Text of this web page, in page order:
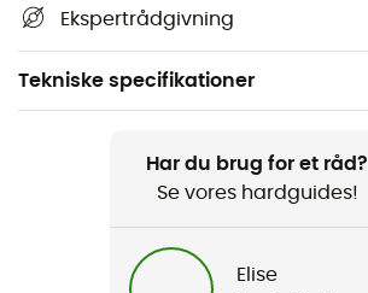
Ekspertrådgivning
Tekniske specifikationer
W's Upswell Top
Har du brug for et råd?
Se vores hardguides!
Elise